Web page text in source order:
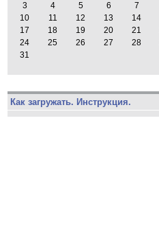
3
4 5 6 7
10
11 12 13 14
17
18 19 20 21
24
25 26 27 28
31
Как загружать. Инструкция.